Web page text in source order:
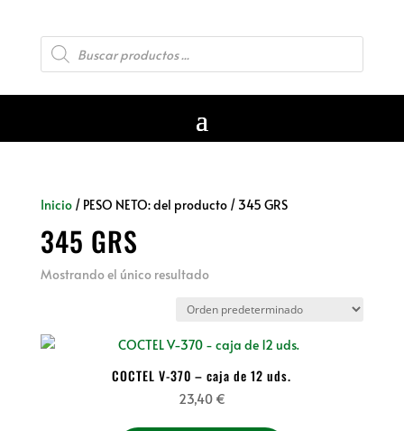
Búsqueda
de
productos
Inicio/ PESO NETO: del producto / 345 GRS
345 GRS
Mostrando el único resultado
COCTEL V-370 – caja de 12 uds.
23,40 €